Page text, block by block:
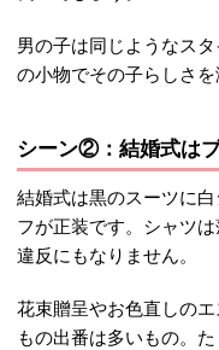
男の子は同じようなス
の小物でその子らしさを
シーン②：結婚式は
結婚式は黒のスーツに
フが正装です。シャツ
違反にもなりません。
花束贈呈やお色直しの
もの出番は多いもの。